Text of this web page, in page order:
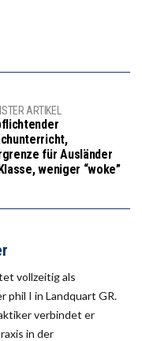
ARTIKEL
für Ausländer
weniger “woke”
vollzeitig als
phil I in Landquart GR.
verbindet er
in der